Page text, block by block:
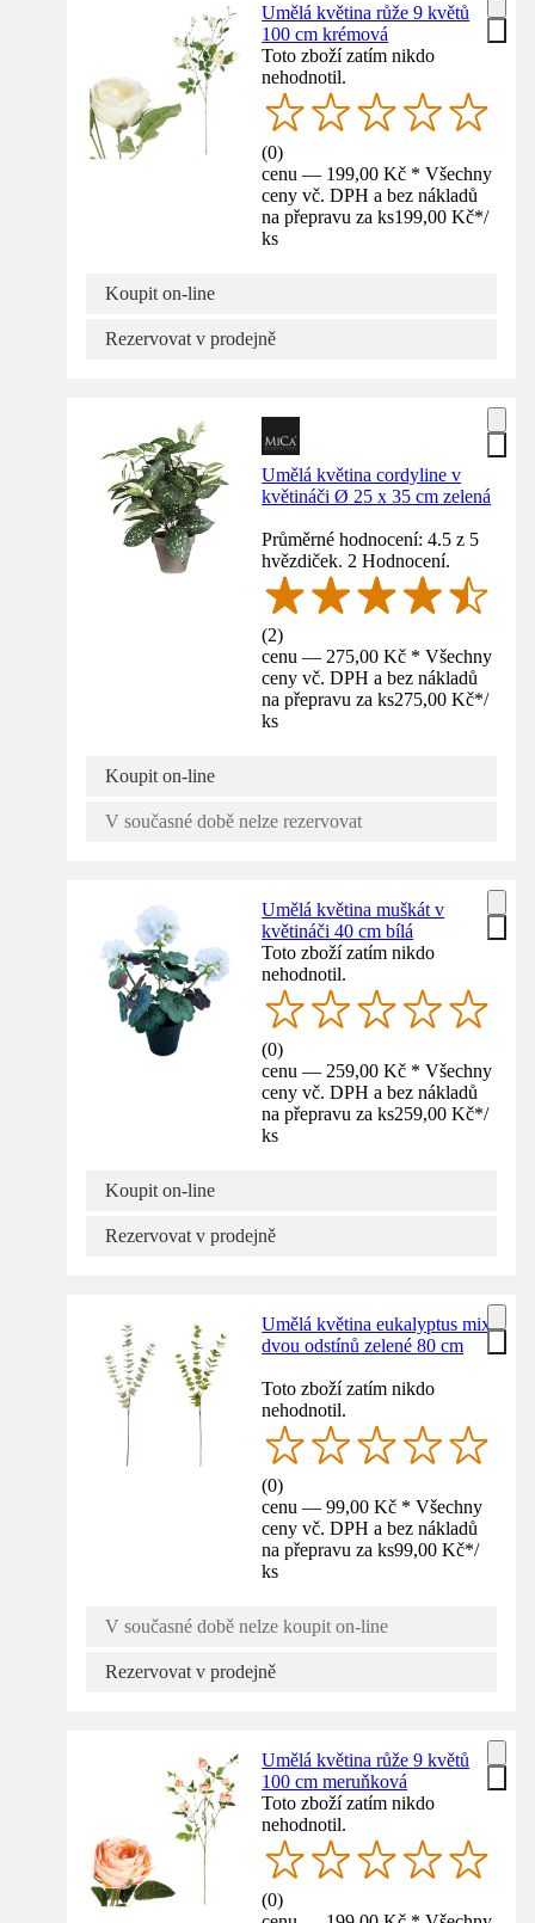
Umělá květina růže 9 květů
100 cm krémová
Toto zboží zatím nikdo
nehodnotil.
(0)
cenu — 199,00 Kč * Všechny
ceny vč. DPH a bez nákladů
na přepravu za ks199,00 Kč*/
ks
Koupit on-line
Rezervovat v prodejně
Umělá květina cordyline v
květináči Ø 25 x 35 cm zelená
Průměrné hodnocení: 4.5 z 5
hvězdiček. 2 Hodnocení.
(2)
cenu — 275,00 Kč * Všechny
ceny vč. DPH a bez nákladů
na přepravu za ks275,00 Kč*/
ks
Koupit on-line
V současné době nelze rezervovat
Umělá květina muškát v
květináči 40 cm bílá
Toto zboží zatím nikdo
nehodnotil.
(0)
cenu — 259,00 Kč * Všechny
ceny vč. DPH a bez nákladů
na přepravu za ks259,00 Kč*/
ks
Koupit on-line
Rezervovat v prodejně
Umělá květina eukalyptus mix
dvou odstínů zelené 80 cm
Toto zboží zatím nikdo
nehodnotil.
(0)
cenu — 99,00 Kč * Všechny
ceny vč. DPH a bez nákladů
na přepravu za ks99,00 Kč*/
ks
V současné době nelze koupit on-line
Rezervovat v prodejně
Umělá květina růže 9 květů
100 cm meruňková
Toto zboží zatím nikdo
nehodnotil.
(0)